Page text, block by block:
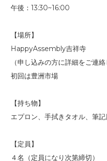
午後：13:30~16:00
【場所】
HappyAssembly吉祥寺
（申し込みの方に詳細をご連絡
初回は豊洲市場
【持ち物】
エプロン、手拭きタオル、筆
【定員】
４名（定員になり次第締切）